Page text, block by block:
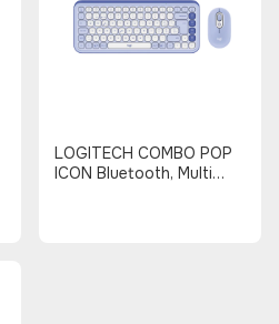
LOGITECH COMBO POP
ICON Bluetooth, Multi